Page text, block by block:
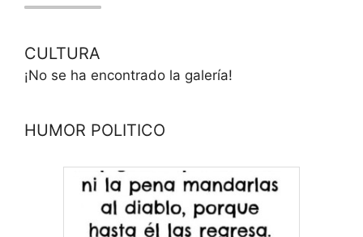
CULTURA
¡No se ha encontrado la galería!
HUMOR POLITICO